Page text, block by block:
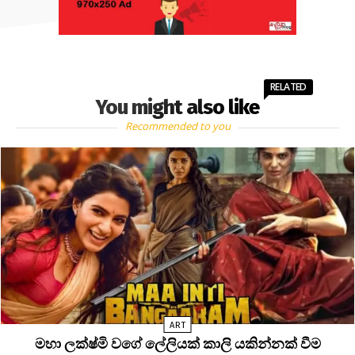
You might also like
RELATED
Recommended to you
ART
මහා ලක්ෂ්මි වගේ ලේලියක් කාලි යකින්නක් වීම